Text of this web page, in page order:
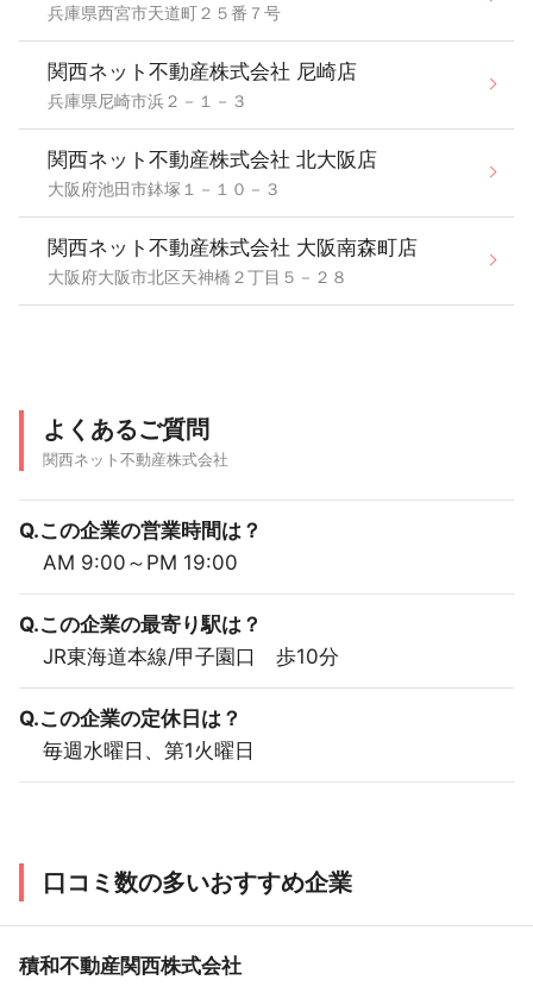
兵庫県西宮市天道町２５番７号
関西ネット不動産株式会社 尼崎店
兵庫県尼崎市浜２－１－３
関西ネット不動産株式会社 北大阪店
大阪府池田市鉢塚１－１０－３
関西ネット不動産株式会社 大阪南森町店
大阪府大阪市北区天神橋２丁目５－２８
よくあるご質問
関西ネット不動産株式会社
Q.この企業の営業時間は？
AM 9:00～PM 19:00
Q.この企業の最寄り駅は？
JR東海道本線/甲子園口 歩10分
Q.この企業の定休日は？
毎週水曜日、第1火曜日
口コミ数の多いおすすめ企業
積和不動産関西株式会社